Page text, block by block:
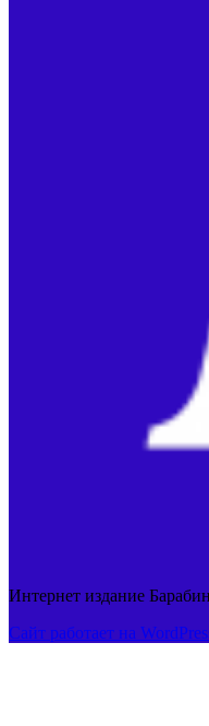
Интернет издание
Сайт работает на